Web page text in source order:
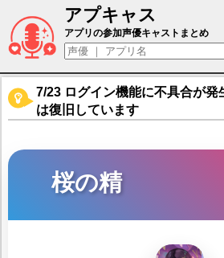
アプキャス
桜の精（声優：能登麻
アプリの参加声優キャストまとめ
7/23 ログイン機能に不具合が発
は復旧しています
桜の精